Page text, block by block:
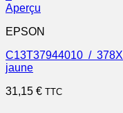
Aperçu
EPSON
C13T37944010 /
jaune
31,15 € TTC